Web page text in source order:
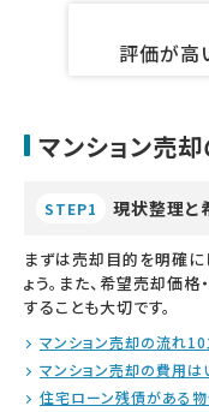
評価が高
マンション売
STEP1 現状整理と
まずは売却目的を明確
ょう。また、希望売却価
することも大切です。
マンション売却の流れ10
マンション売却の費用は
住宅ローン残債がある